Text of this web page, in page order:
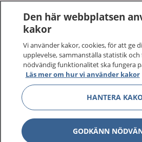
sjukvårdsrådgivning dygnet runt.
1177 ger dig råd när du vill må
1177 på flera språk
Om 1177
Den här webbplatsen
kakor
Vi använder kakor, cookies, för att ge
upplevelse, sammanställa statistik
nödvändig funktionalitet ska fungera
Läs mer om hur vi använder kakor
HANTERA
GODKÄNN